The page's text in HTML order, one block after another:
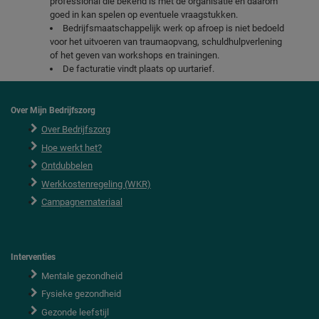
goed in kan spelen op eventuele vraagstukken.
Bedrijfsmaatschappelijk werk op afroep is niet bedoeld
voor het uitvoeren van traumaopvang, schuldhulpverlening
of het geven van workshops en trainingen.
De facturatie vindt plaats op uurtarief.
Over Mijn Bedrijfszorg
Over Bedrijfszorg
Hoe werkt het?
Ontdubbelen
Werkkostenregeling (WKR)
Campagnemateriaal
Interventies
Mentale gezondheid
Fysieke gezondheid
Gezonde leefstijl